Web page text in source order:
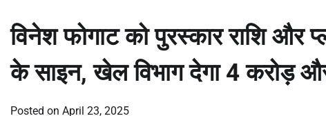
विनेश फोगाट को पुरस्कार राशि और
के साइन, खेल विभाग देगा 4 करोड़
Posted on April 23, 2025